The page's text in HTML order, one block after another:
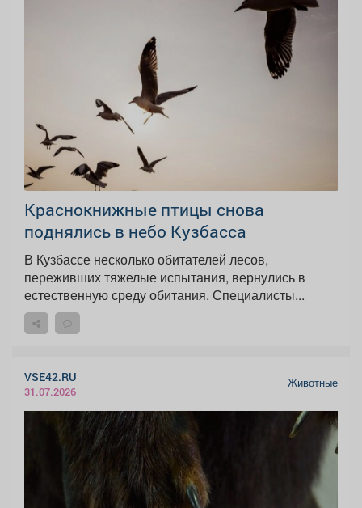
Краснокнижные птицы снова
поднялись в небо Кузбасса
В Кузбассе несколько обитателей лесов,
переживших тяжелые испытания, вернулись в
естественную среду обитания. Специалисты...
VSE42.RU
31.07.2026
Животные